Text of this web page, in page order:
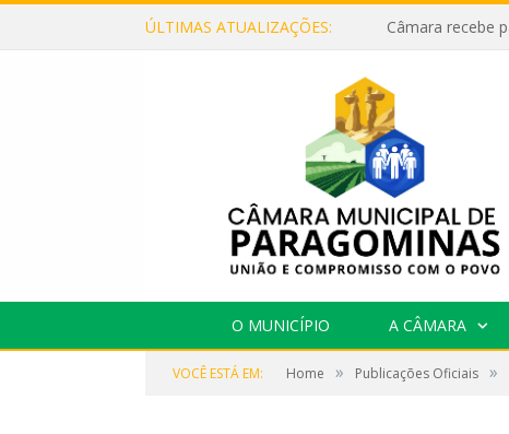
ÚLTIMAS ATUALIZAÇÕES:
O MUNICÍPIO A CÂMARA
VOCÊ ESTÁ EM: Home » Publicações Oficiais »